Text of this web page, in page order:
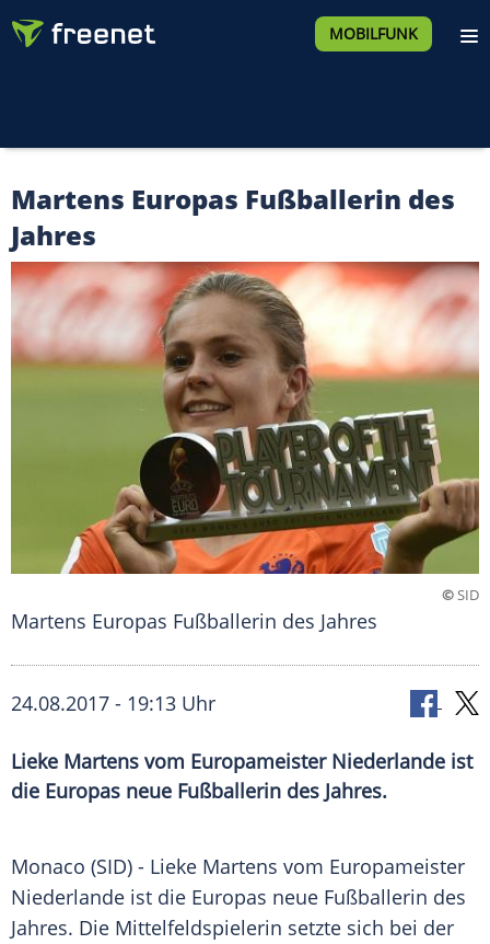
MOBILFUNK
Martens Europas Fußballerin des
Jahres
©SID
Martens Europas Fußballerin des Jahres
24.08.2017 - 19:13 Uhr
Lieke Martens vom Europameister Niederlande ist
die Europas neue Fußballerin des Jahres.
Monaco (SID) - Lieke Martens vom Europameister
Niederlande ist die Europas neue Fußballerin des
Jahres. Die Mittelfeldspielerin setzte sich bei der